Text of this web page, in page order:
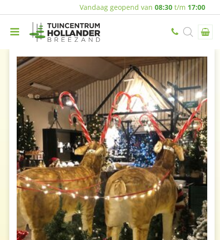
Vandaag geopend van 08:30 t/m 17:00